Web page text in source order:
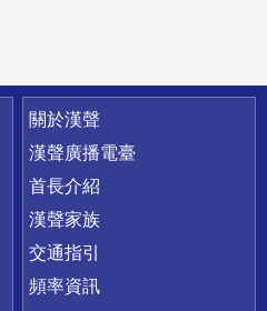
關於漢聲
漢聲廣播電臺
首長介紹
漢聲家族
交通指引
頻率資訊